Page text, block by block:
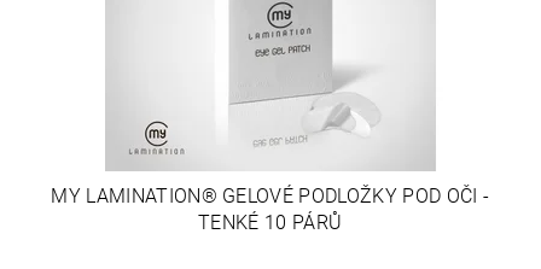
MY LAMINATION® GELOVÉ PODLOŽKY POD OČI -
TENKÉ 10 PÁRŮ